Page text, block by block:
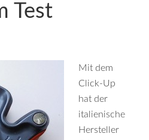
Test
Mit dem
Click-Up
hat der
italienische
Hersteller